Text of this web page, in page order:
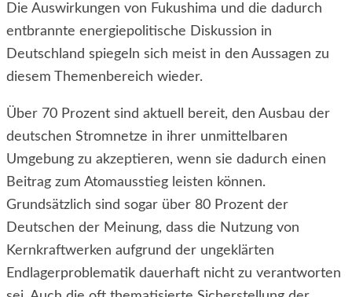
Die Auswirkungen von Fukushima und die dadurch
entbrannte energiepolitische Diskussion in
Deutschland spiegeln sich meist in den Aussagen zu
diesem Themenbereich wieder.
Über 70 Prozent sind aktuell bereit, den Ausbau der
deutschen Stromnetze in ihrer unmittelbaren
Umgebung zu akzeptieren, wenn sie dadurch einen
Beitrag zum Atomausstieg leisten können.
Grundsätzlich sind sogar über 80 Prozent der
Deutschen der Meinung, dass die Nutzung von
Kernkraftwerken aufgrund der ungeklärten
Endlagerproblematik dauerhaft nicht zu verantworten